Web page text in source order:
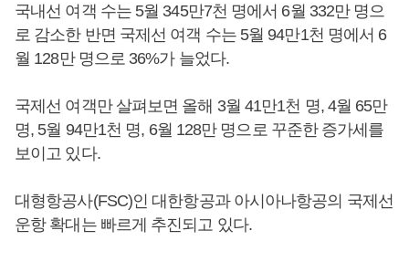
국내선 여객 수는 5월 345만7천 명에서 6월 332만 명으
로 감소한 반면 국제선 여객 수는 5월 94만1천 명에서 6
월 128만 명으로 36%가 늘었다.
국제선 여객만 살펴보면 올해 3월 41만1천 명, 4월 65만
명, 5월 94만1천 명, 6월 128만 명으로 꾸준한 증가세를
보이고 있다.
대형항공사(FSC)인 대한항공과 아시아나항공의 국제선
운항 확대는 빠르게 추진되고 있다.